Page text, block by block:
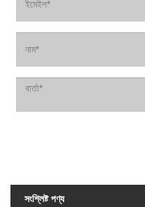
সংশ্লিষ্ট পণ্য